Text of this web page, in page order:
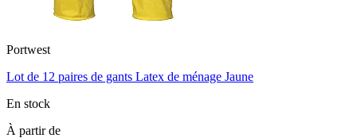
Portwest
Lot de 12 paires de gants Latex de ménage Jaune
En stock
À partir de